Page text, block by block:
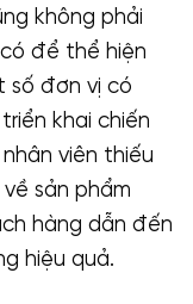
không phải
để thể hiện
số đơn vị có
khai chiến
viên thiếu
sản phẩm
hàng dẫn đến
hiệu quả.